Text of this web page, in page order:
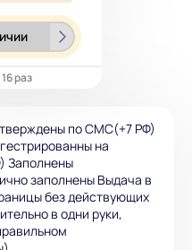
раз
по СМС(+7 РФ)
на
Заполнены
заполнены Выдача в
без действующих
в одни руки,